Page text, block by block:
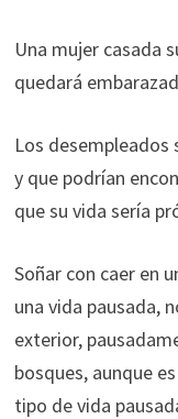
Una mujer casada
quedará
Los desempleados
y que podrían
que su vida sería
Soñar con caer en
una vida pausada,
exterior,
bosques, aunque
tipo de vida